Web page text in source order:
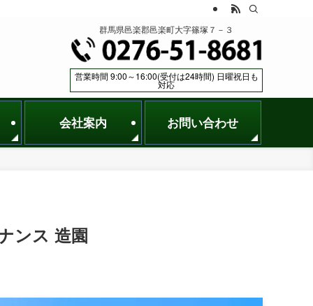
会社案内 お問い合わせ
群馬県邑楽郡邑楽町大字篠塚７－３
営業時間 9:00～16:00(受付は24時間) 日曜祝日も
対応
ンス 造園